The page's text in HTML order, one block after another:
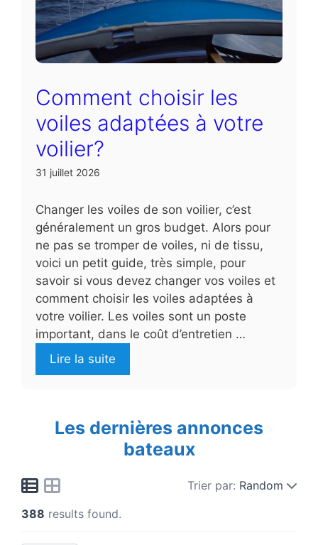
Comment choisir les
voiles adaptées à votre
voilier?
31 juillet 2026
Changer les voiles de son voilier, c’est
généralement un gros budget. Alors pour
ne pas se tromper de voiles, ni de tissu,
voici un petit guide, très simple, pour
savoir si vous devez changer vos voiles et
comment choisir les voiles adaptées à
votre voilier. Les voiles sont un poste
important, dans le coût d’entretien …
Lire la suite
Les dernières annonces
bateaux
Trier par: Random
388 results found.